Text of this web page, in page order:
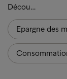
Décou…
Epargne des